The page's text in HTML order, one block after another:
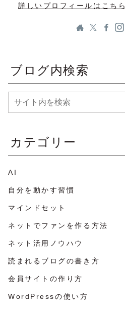
詳しいプロフィールはこちら
ブログ内検索
カテゴリー
AI
自分を動かす習慣
マインドセット
ネットでファンを作る方法
ネット活用ノウハウ
読まれるブログの書き方
会員サイトの作り方
WordPressの使い方